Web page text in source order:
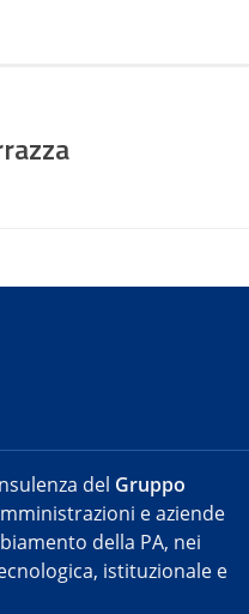
del Gruppo
e aziende
della PA, nei
istituzionale e